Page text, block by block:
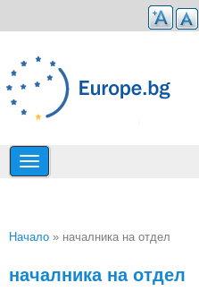
Премини към основното съдържание
Начало » началника на отдел
началника на отдел